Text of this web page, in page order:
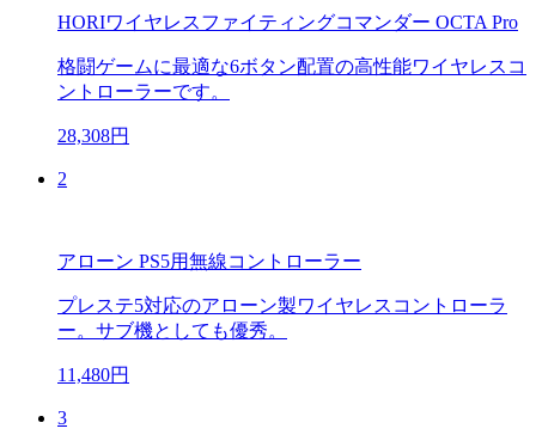
HORIワイヤレスファイティングコマンダー OCTA Pro
格闘ゲームに最適な6ボタン配置の高性能ワイヤレスコ
ントローラーです。
28,308円
2
アローン PS5用無線コントローラー
プレステ5対応のアローン製ワイヤレスコントローラ
ー。サブ機としても優秀。
11,480円
3